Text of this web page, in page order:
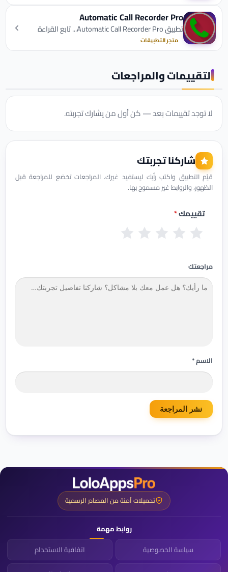
Automatic Call Recorder Pro
تطبيق Automatic Call Recorder Pro... تابع القراءة
متجر التطبيقات
التقييمات والمراجعات
لا توجد تقييمات بعد — كن أول من يشارك تجربته.
شاركنا تجربتك
قيّم التطبيق واكتب رأيك ليستفيد غيرك. المراجعات تخضع للمراجعة قبل
الظهور، والروابط غير مسموح بها.
تقييمك*
م
ا
ز
ج
ج
دً
م
و
ل
ض
ف
س
ئ
مراجعتك
الاسم *
تحميلات آمنة من المصادر الرسمية
روابط مهمة
سياسة الخصوصية
اتفاقية الاستخدام